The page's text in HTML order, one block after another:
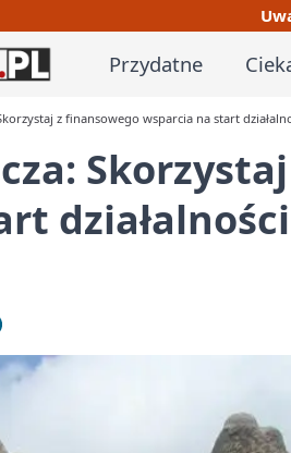
Przydatne
z finansowego wsparcia na start